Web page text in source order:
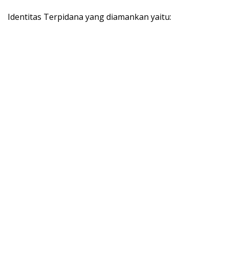
Identitas Terpidana yang diamankan yaitu: